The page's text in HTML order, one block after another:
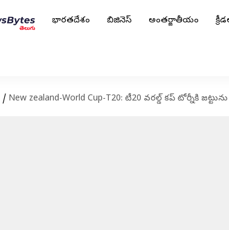
భారతదేశం బిజినెస్ అంతర్జాతీయం
/ New zealand-World Cup-T20: టీ20 వరల్డ్ కప్ టోర్నీకి